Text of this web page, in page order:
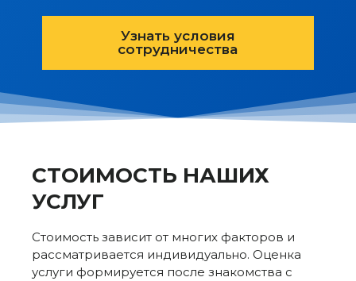
Узнать условия
сотрудничества
СТОИМОСТЬ НАШИХ
УСЛУГ
Стоимость зависит от многих факторов и
рассматривается индивидуально. Оценка
услуги формируется после знакомства с